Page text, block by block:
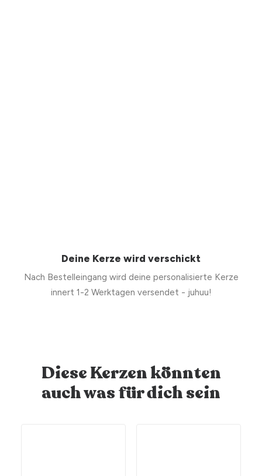
Deine Kerze wird verschickt
Nach Bestelleingang wird deine personalisierte Kerze
innert 1-2 Werktagen versendet - juhuu!
Diese Kerzen könnten
auch was für dich sein